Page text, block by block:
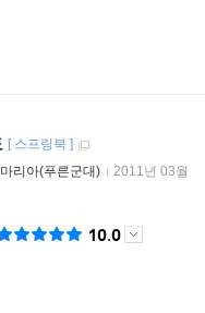
[ 스프링북 ]
리아(푸른군대) 2011년 03월
10.0